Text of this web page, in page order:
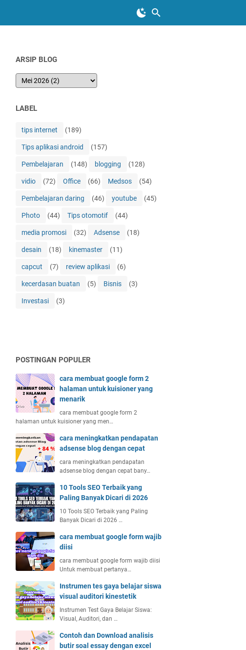
ARSIP BLOG
LABEL
tips internet (189)
Tips aplikasi android (157)
Pembelajaran (148) blogging (128)
vidio (72) Office (66) Medsos (54)
Pembelajaran daring (46) youtube (45)
Photo (44) Tips otomotif (44)
media promosi (32) Adsense (18)
desain (18) kinemaster (11)
capcut (7) review aplikasi (6)
kecerdasan buatan (5) Bisnis (3)
Investasi (3)
POSTINGAN POPULER
cara membuat google form 2
halaman untuk kuisioner yang
menarik
cara membuat google form 2
halaman untuk kuisioner yang men…
cara meningkatkan pendapatan
adsense blog dengan cepat
cara meningkatkan pendapatan
adsense blog dengan cepat bany…
10 Tools SEO Terbaik yang
Paling Banyak Dicari di 2026
10 Tools SEO Terbaik yang Paling
Banyak Dicari di 2026 …
cara membuat google form wajib
diisi
cara membuat google form wajib diisi
Untuk membuat pertanya…
Instrumen tes gaya belajar siswa
visual auditori kinestetik
Instrumen Test Gaya Belajar Siswa:
Visual, Auditori, dan …
Contoh dan Download analisis
butir soal essay dengan excel